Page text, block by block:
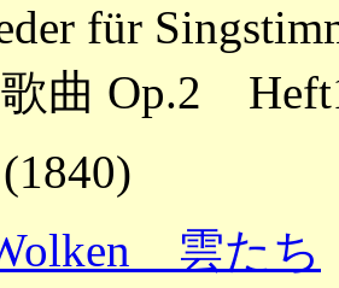
für
曲 Op.2
雲たち